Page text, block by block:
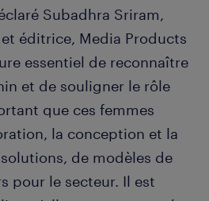
Subadhra Sriram,
éditrice, Media Products
essentiel de reconnaître
et de souligner le rôle
que ces femmes
la conception et la
de modèles de
pour le secteur. Il est